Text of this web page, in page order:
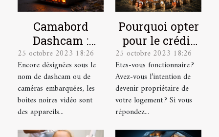
Camabord
Dashcam :
Qu’est-ce
qu’une boite
noire vidéo ?
25 octobre 2023 18:26
Encore désignées sous le
nom de dashcam ou de
caméras embarquées, les
boites noires vidéo sont
des appareils...
Pourquoi opter
pour le crédit
immobilier en
tant que
fonctionnaire ?
25 octobre 2023 18:26
Etes-vous fonctionnaire ?
Avez-vous l’intention de
devenir propriétaire de
votre logement ? Si vous
répondez...